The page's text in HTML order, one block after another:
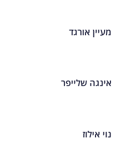
מעיין אורגד
אינגה שלייפר
נוי אילוז